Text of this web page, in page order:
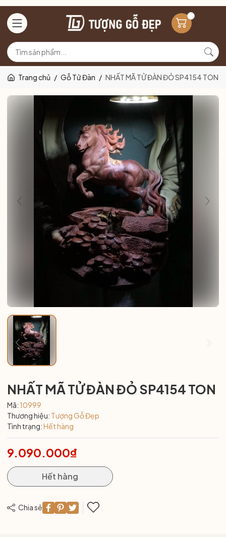
Trang chủ / Gỗ Tử Đàn / NHẤT MÃ TỬ ĐÀN ĐỎ SP4154 TON
NHẤT MÃ TỬ ĐÀN ĐỎ SP4154 TON
Mã: 10999
Thương hiệu: Tượng Gỗ Đẹp
Tình trạng:Hết hàng
9.090.000₫
Hết hàng
Chia sẻ